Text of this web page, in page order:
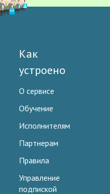
Как
устроено
О сервисе
Обучение
Исполнителям
Партнерам
Правила
Управление
подпиской